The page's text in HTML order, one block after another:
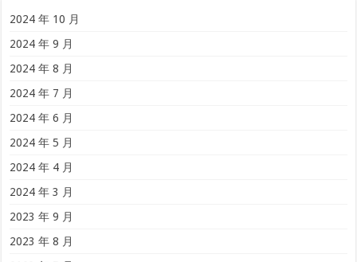
2024 年 10 月
2024 年 9 月
2024 年 8 月
2024 年 7 月
2024 年 6 月
2024 年 5 月
2024 年 4 月
2024 年 3 月
2023 年 9 月
2023 年 8 月